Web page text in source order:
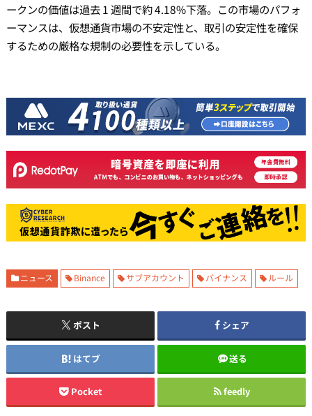
ークンの価値は過去 1 週間で約 4.18%下落。この市場のパフォ
ーマンスは、仮想通貨市場の不安定性と、取引の安定性を確保
するための厳格な規制の必要性を示している。
ニュース Binance サブアカウント バイナンス ルール
ポスト シェア
はてブ 送る
Pocket feedly